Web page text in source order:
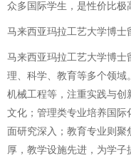
众多国际学生，是性价比极
马来西亚玛拉工艺大学博士
马来西亚玛拉工艺大学博士
理、科学、教育等多个领域
机械工程等，注重实践与
文化；管理类专业培养国
面研究深入；教育专业则
厚，教学设施先进，为学子